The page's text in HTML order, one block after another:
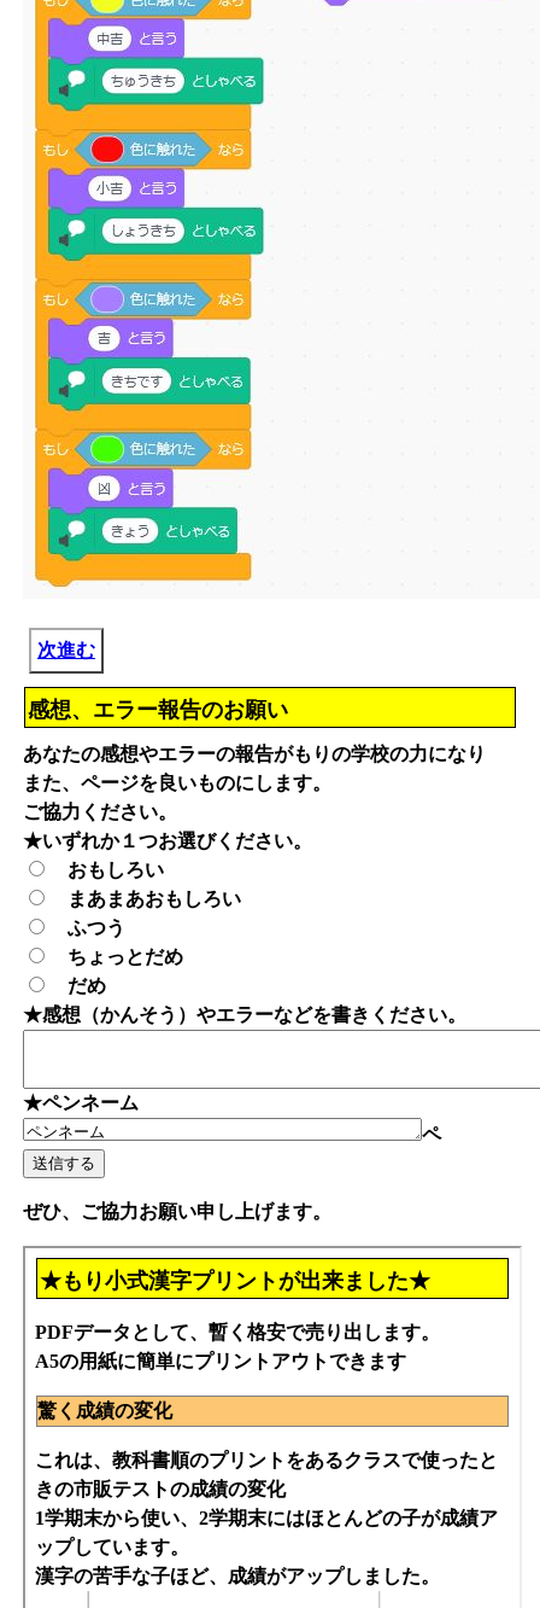
次進む
感想、エラー報告のお願い
あなたの感想やエラーの報告がもりの学校の力になり
また、ページを良いものにします。
ご協力ください。
★いずれか１つお選びください。
おもしろい
まあまあおもしろい
ふつう
ちょっとだめ
だめ
★感想（かんそう）やエラーなどを書きください。
★ペンネーム
ペ
ぜひ、ご協力お願い申し上げます。